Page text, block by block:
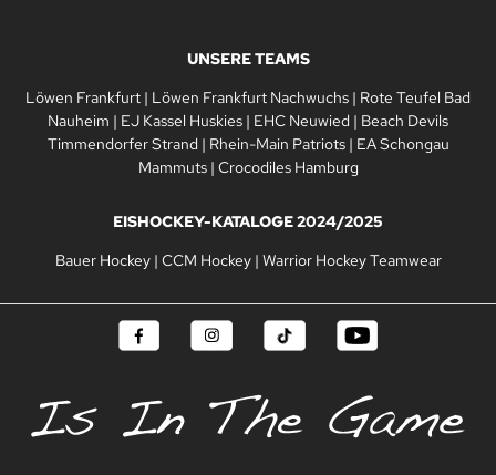
UNSERE TEAMS
Löwen Frankfurt | Löwen Frankfurt Nachwuchs | Rote Teufel Bad
Nauheim | EJ Kassel Huskies | EHC Neuwied | Beach Devils
Timmendorfer Strand | Rhein-Main Patriots| EA Schongau
Mammuts| Crocodiles Hamburg
EISHOCKEY-KATALOGE 2024/2025
Bauer Hockey| CCM Hockey| Warrior Hockey Teamwear